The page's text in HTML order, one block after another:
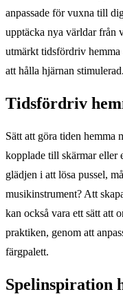
anpassade för vuxna till
upptäcka nya världar från
utmärkt tidsfördriv hemma
att hålla hjärnan stimulerad.
Tidsfördriv
Sätt att göra tiden hemma
kopplade till skärmar eller
glädjen i att lösa pussel,
musikinstrument? Att
kan också vara ett sätt att
praktiken, genom att
färgpalett.
Spelinspiration